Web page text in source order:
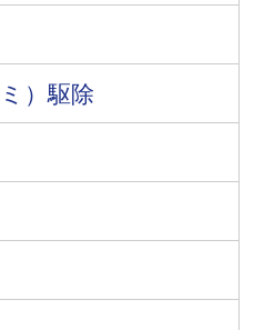
）駆除